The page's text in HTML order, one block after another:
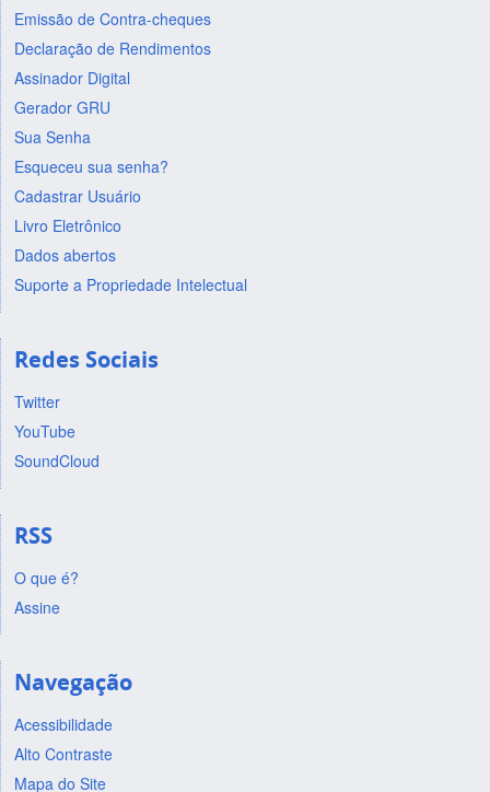
Emissão de Contra-cheques
Declaração de Rendimentos
Assinador Digital
Gerador GRU
Sua Senha
Esqueceu sua senha?
Cadastrar Usuário
Livro Eletrônico
Dados abertos
Suporte a Propriedade Intelectual
Redes Sociais
Twitter
YouTube
SoundCloud
RSS
O que é?
Assine
Navegação
Acessibilidade
Alto Contraste
Mapa do Site